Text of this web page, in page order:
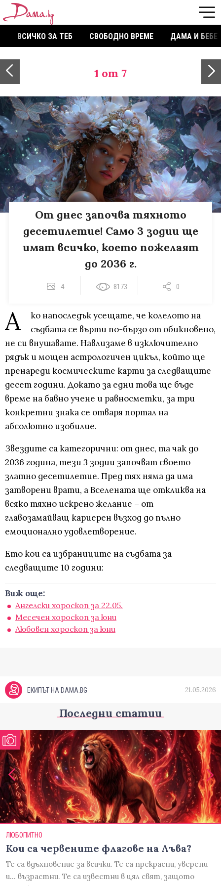
ВСИЧКО ЗА ТЕБ СВОБОДНО ВРЕМЕ ДАМА И БЕБЕ
1 от 7
От днес започва тяхното
десетилетие! Само 3 зодии ще
имат всичко, което пожелаят
до 2036 г.
4 8173 0
А
ко напоследък усещате, че колелото на
съдбата се върти по-бързо от обикновено,
не си внушавате. Навлизаме в изключително
рядък и мощен астрологичен цикъл, който ще
пренареди космическите карти за следващите
десет години. Докато за едни това ще бъде
време на бавно учене и равносметки, за три
конкретни знака се отваря портал на
абсолютно изобилие.
Звездите са категорични: от днес, та чак до
2036 година, тези 3 зодии започват своето
златно десетилетие. Пред тях няма да има
затворени врати, а Вселената ще откликва на
всяко тяхно искрено желание – от
главозамайващ кариерен възход до пълно
емоционално удовлетворение.
Ето кои са избраниците на съдбата за
следващите 10 години:
Виж още:
Ангелски хороскоп за 22.05.
Месечен хороскоп за юни
Любовен хороскоп за юни
ЕКИПЪТ НА DAMA.BG 21.05.2026
Последни статии
ЛЮБОПИТНО
Кои са червените флагове на Лъва?
Те са вдъхновение за всички. Те са прекрасни, уверени
и... възрастни. Те са известни в цял свят, защото